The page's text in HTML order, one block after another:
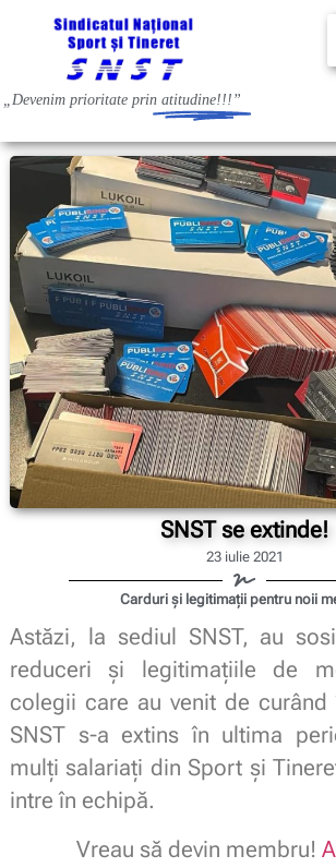
„Devenim prioritate prin atitudine!!!”
SNST se extinde!
23 iulie 2021
Carduri și legitimații pentru noii
Astăzi, la sediul SNST, au
reduceri și legitimațiile de
colegii care au venit de curând
SNST s-a extins în ultima
mulți salariați din Sport și
intre în echipă.
Vreau să devin membru!